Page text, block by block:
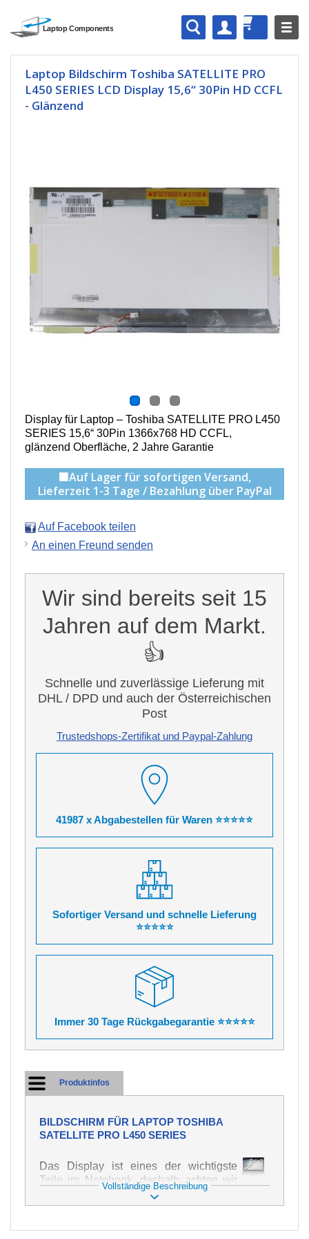
Laptop Bildschirm Toshiba SATELLITE PRO
L450 SERIES LCD Display 15,6“ 30Pin HD CCFL
- Glänzend
Display für Laptop – Toshiba SATELLITE PRO L450
SERIES 15,6“ 30Pin 1366x768 HD CCFL,
g länzend Oberfläche, 2 Jahre Garantie
🟩Auf Lager für sofortigen Versand,
Lieferzeit 1-3 Tage / Bezahlung über PayPal
Auf Facebook teilen
An einen Freund senden
Wir sind bereits seit 15
Jahren auf dem Markt.
👍
Schnelle und zuverlässige Lieferung mit
DHL / DPD und auch der Österreichischen
Post
Trustedshops-Zertifikat und Paypal-Zahlung
41987 x Abgabestellen für Waren ⭐⭐⭐⭐⭐
Sofortiger Versand und schnelle Lieferung
⭐⭐⭐⭐⭐
Immer 30 Tage Rückgabegarantie ⭐⭐⭐⭐⭐
Produktinfos
BILDSCHIRM FÜR LAPTOP TOSHIBA
SATELLITE PRO L450 SERIES
Das Display ist eines der wichtigste
Teile im Notebook, deshalb achten wir
auf höchste Qualität dieses Ersatzteils.
Er dient zur Darstellung von Texten und
Vollständige Beschreibung